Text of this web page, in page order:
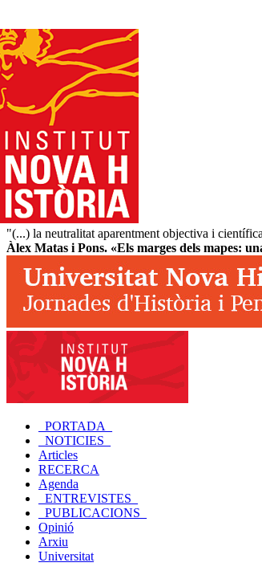
"(...) la neutralitat aparentment objectiva i
Àlex Matas i Pons. «Els marges dels mapes:
_PORTADA_
_NOTICIES_
Articles
RECERCA
Agenda
_ENTREVISTES_
_PUBLICACIONS_
Opinió
Arxiu
Universitat